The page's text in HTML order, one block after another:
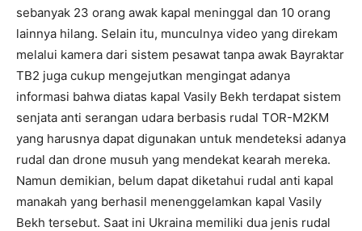
sebanyak 23 orang awak kapal meninggal dan 10 orang
lainnya hilang. Selain itu, munculnya video yang direkam
melalui kamera dari sistem pesawat tanpa awak Bayraktar
TB2 juga cukup mengejutkan mengingat adanya
informasi bahwa diatas kapal Vasily Bekh terdapat sistem
senjata anti serangan udara berbasis rudal TOR-M2KM
yang harusnya dapat digunakan untuk mendeteksi adanya
rudal dan drone musuh yang mendekat kearah mereka.
Namun demikian, belum dapat diketahui rudal anti kapal
manakah yang berhasil menenggelamkan kapal Vasily
Bekh tersebut. Saat ini Ukraina memiliki dua jenis rudal